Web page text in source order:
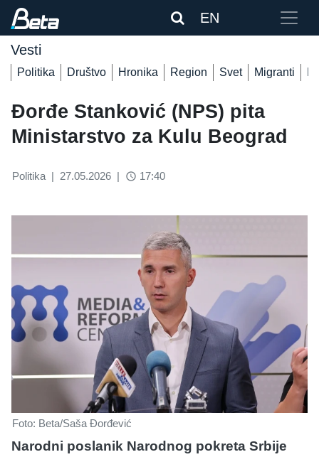
EN
Vesti
Politika Društvo Hronika Region Svet Migranti
Đorđe Stanković (NPS) pita
Ministarstvo za Kulu Beograd
Politika | 27.05.2026 | access_time 17:40
Foto: Beta/Saša Đorđević
Narodni poslanik Narodnog pokreta Srbije